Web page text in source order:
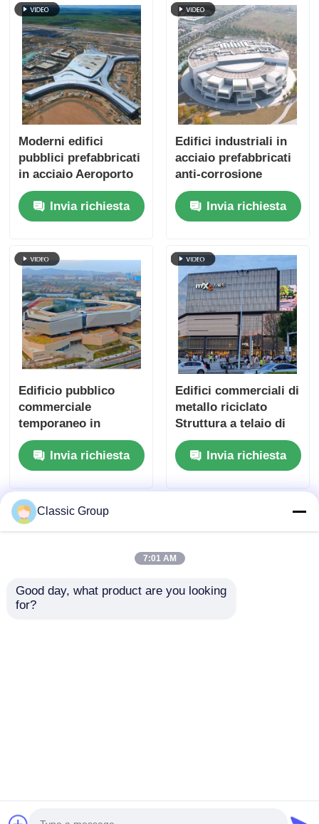
Moderni edifici
pubblici prefabbricati
in acciaio Aeroporto
Edifici commerciali
ModulareInvia richiesta
Edifici industriali in
acciaio prefabbricati
anti-corrosione
Invia richiesta
Edificio pubblico
commerciale
temporaneo in
acciaio S355JR
Prefabbricato su
misura
Invia richiesta
Edifici commerciali di
metallo riciclato
Struttura a telaio di
acciaio Centro
commerciale OEM
Invia richiesta
Classic Group
7:01 AM
Good day, what product are you looking
for?